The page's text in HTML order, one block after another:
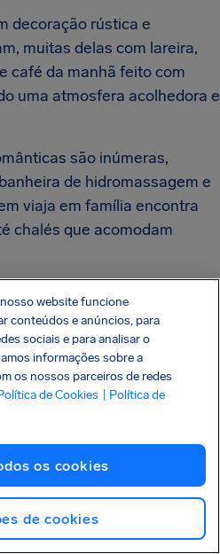
decoração rústica e
muitas delas com lareira,
café da manhã feito com
uma atmosfera acolhedora e
são inúmeras,
de hidromassagem e
viaja em família encontra
chalés que acomodam
quem deseja maior
deve levar em conta a
ao centro facilita o acesso às
os que preferem
por locais mais afastados,
website funcione
conteúdos e anúncios, para
sociais e para analisar o
informações sobre a
os nossos parceiros de redes
de Cookies
| Política de
os cookies
de cookies